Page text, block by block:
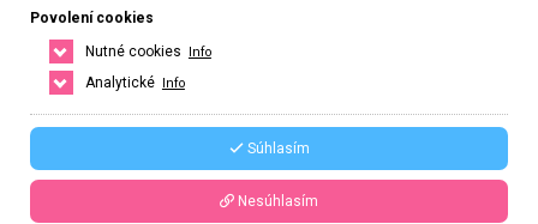
+420 603991238
Řekněte že voláte z webu www.privatzone.com
klaudinka2422@seznam.cz
4.0
Povolení cookies
Nutné cookies
Info
Analytické Info
Súhlasím
Nesúhlasím